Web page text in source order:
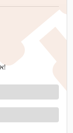
אתה מוכר ללא עלויות קבועות וללא סיכונים!